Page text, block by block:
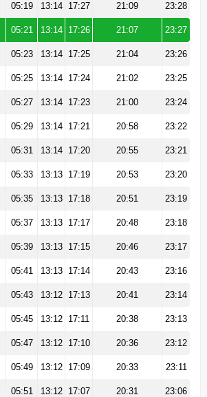
05:19 13:14 17:27 21:09 23:28
05:21 13:14 17:26 21:07 23:27
05:23 13:14 17:25 21:04 23:26
05:25 13:14 17:24 21:02 23:25
05:27 13:14 17:23 21:00 23:24
05:29 13:14 17:21 20:58 23:22
05:31 13:14 17:20 20:55 23:21
05:33 13:13 17:19 20:53 23:20
05:35 13:13 17:18 20:51 23:19
05:37 13:13 17:17 20:48 23:18
05:39 13:13 17:15 20:46 23:17
05:41 13:13 17:14 20:43 23:16
05:43 13:12 17:13 20:41 23:14
05:45 13:12 17:11 20:38 23:13
05:47 13:12 17:10 20:36 23:12
05:49 13:12 17:09 20:33 23:11
05:51 13:12 17:07 20:31 23:06